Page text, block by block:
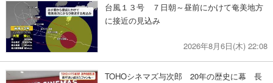
台風１３号 ７日朝～昼前にかけて奄美地方
に接近の見込み
2026年8月6日(木) 22:08
TOHOシネマズ与次郎 20年の歴史に幕 長